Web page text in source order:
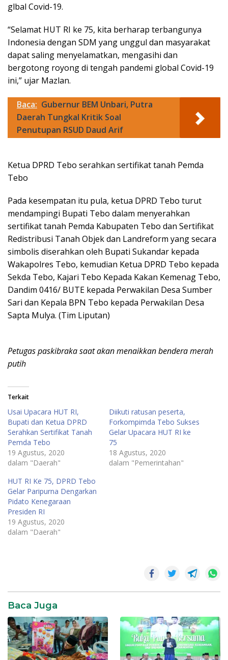
glbal Covid-19.
“Selamat HUT RI ke 75, kita berharap terbangunya
Indonesia dengan SDM yang unggul dan masyarakat
dapat saling menyelamatkan, mengasihi dan
bergotong royong di tengah pandemi global Covid-19
ini,” ujar Mazlan.
Baca: Gubernur BEM Unbari, Putra
Daerah Tungkal Kritik Soal
Penutupan RSUD Daud Arif
Ketua DPRD Tebo serahkan sertifikat tanah Pemda
Tebo
Pada kesempatan itu pula, ketua DPRD Tebo turut
mendampingi Bupati Tebo dalam menyerahkan
sertifikat tanah Pemda Kabupaten Tebo dan Sertifikat
Redistribusi Tanah Objek dan Landreform yang secara
simbolis diserahkan oleh Bupati Sukandar kepada
Wakapolres Tebo, kemudian Ketua DPRD Tebo kepada
Sekda Tebo, Kajari Tebo Kepada Kakan Kemenag Tebo,
Dandim 0416/ BUTE kepada Perwakilan Desa Sumber
Sari dan Kepala BPN Tebo kepada Perwakilan Desa
Sapta Mulya. (Tim Liputan)
Petugas paskibraka saat akan menaikkan bendera merah
putih
Terkait
Usai Upacara HUT RI,
Bupati dan Ketua DPRD
Serahkan Sertifikat Tanah
Pemda Tebo
19 Agustus, 2020
dalam "Daerah"
Diikuti ratusan peserta,
Forkompimda Tebo Sukses
Gelar Upacara HUT RI ke
75
18 Agustus, 2020
dalam "Pemerintahan"
HUT RI Ke 75, DPRD Tebo
Gelar Paripurna Dengarkan
Pidato Kenegaraan
Presiden RI
19 Agustus, 2020
dalam "Daerah"
Baca Juga